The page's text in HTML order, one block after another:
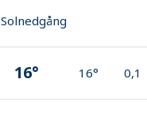
Solnedgång
16° 16° 0,1